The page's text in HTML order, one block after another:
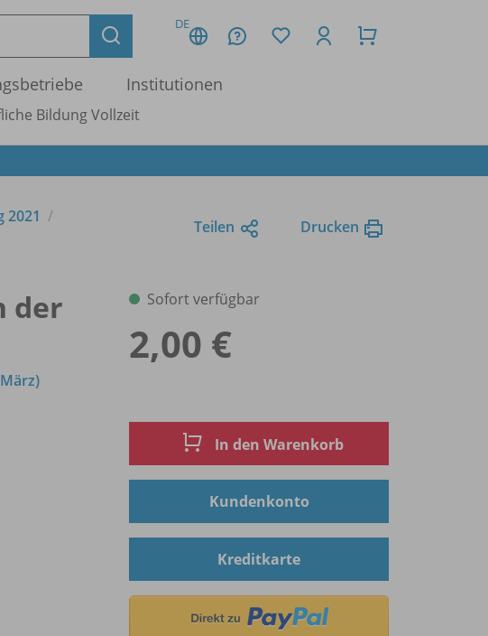
DE
Institutionen
Bildung Vollzeit
2021
Teilen Drucken
der
Sofort verfügbar
2,00 €
In den Warenkorb
Kundenkonto
Kreditkarte